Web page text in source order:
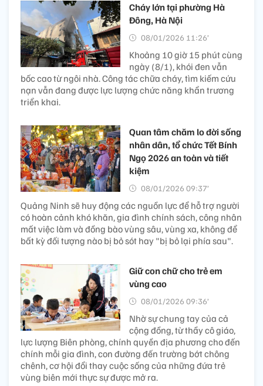
Cháy lớn tại phường Hà
Đông, Hà Nội
08/01/2026 11:26’
Khoảng 10 giờ 15 phút cùng
ngày (8/1), khói đen vẫn
bốc cao từ ngôi nhà. Công tác chữa cháy, tìm kiếm cứu
nạn vẫn đang được lực lượng chức năng khẩn trương
triển khai.
Quan tâm chăm lo đời sống
nhân dân, tổ chức Tết Bính
Ngọ 2026 an toàn và tiết
kiệm
08/01/2026 09:37’
Quảng Ninh sẽ huy động các nguồn lực để hỗ trợ người
có hoàn cảnh khó khăn, gia đình chính sách, công nhân
mất việc làm và đồng bào vùng sâu, vùng xa, không để
bất kỳ đối tượng nào bị bỏ sót hay "bị bỏ lại phía sau".
Giữ con chữ cho trẻ em
vùng cao
08/01/2026 09:36’
Nhờ sự chung tay của cả
cộng đồng, từ thầy cô giáo,
lực lượng Biên phòng, chính quyền địa phương cho đến
chính mỗi gia đình, con đường đến trường bớt chông
chênh, cơ hội đổi thay cuộc sống của những đứa trẻ
vùng biên mới thực sự được mở ra.